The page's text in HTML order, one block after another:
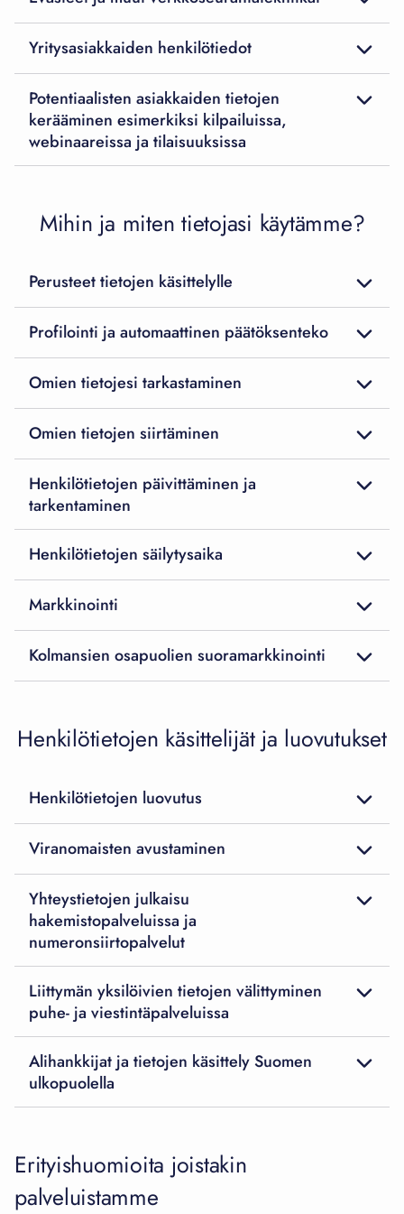
Yritysasiakkaiden henkilötiedot
Potentiaalisten asiakkaiden tietojen
kerääminen esimerkiksi kilpailuissa,
webinaareissa ja tilaisuuksissa
Mihin ja miten tietojasi käytämme?
Perusteet tietojen käsittelylle
Profilointi ja automaattinen päätöksenteko
Omien tietojesi tarkastaminen
Omien tietojen siirtäminen
Henkilötietojen päivittäminen ja
tarkentaminen
Henkilötietojen säilytysaika
Markkinointi
Kolmansien osapuolien suoramarkkinointi
Henkilötietojen käsittelijät ja luovutukset
Henkilötietojen luovutus
Viranomaisten avustaminen
Yhteystietojen julkaisu
hakemistopalveluissa ja
numeronsiirtopalvelut
Liittymän yksilöivien tietojen välittyminen
puhe- ja viestintäpalveluissa
Alihankkijat ja tietojen käsittely Suomen
ulkopuolella
Erityishuomioita joistakin
palveluistamme